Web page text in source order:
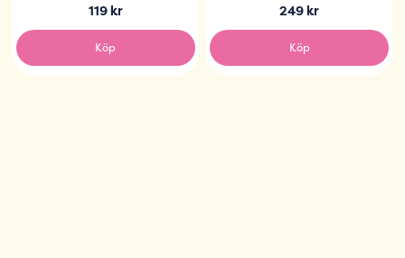
119 kr
Köp
249 kr
Köp